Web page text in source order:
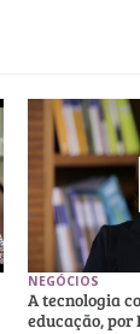
NEGÓCIOS
A tecnologia
educação, por